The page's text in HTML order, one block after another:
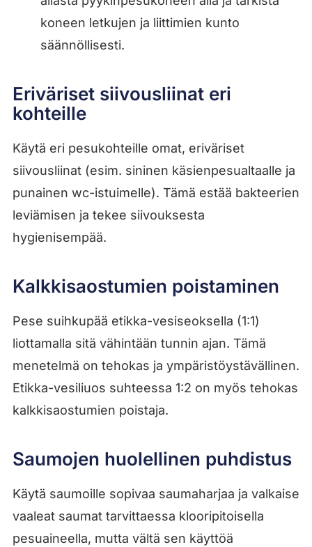
koneen letkujen ja liittimien kunto
säännöllisesti.
Eriväriset siivousliinat eri
kohteille
Käytä eri pesukohteille omat, eriväriset
siivousliinat (esim. sininen käsienpesualtaalle ja
punainen wc-istuimelle). Tämä estää bakteerien
leviämisen ja tekee siivouksesta
hygienisempää.
Kalkkisaostumien poistaminen
Pese suihkupää etikka-vesiseoksella (1:1)
liottamalla sitä vähintään tunnin ajan. Tämä
menetelmä on tehokas ja ympäristöystävällinen.
Etikka-vesiliuos suhteessa 1:2 on myös tehokas
kalkkisaostumien poistaja.
Saumojen huolellinen puhdistus
Käytä saumoille sopivaa saumaharjaa ja valkaise
vaaleat saumat tarvittaessa klooripitoisella
pesuaineella, mutta vältä sen käyttöä